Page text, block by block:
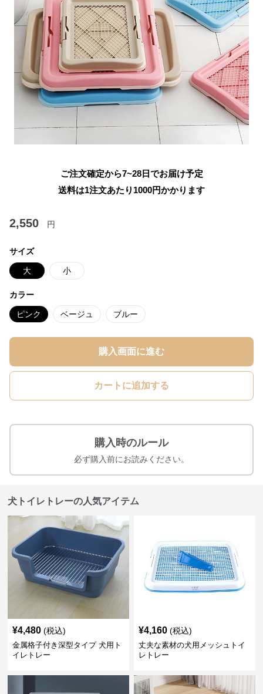
ご注文確定から7~28日でお届け予定
送料は1注文あたり 1000円かかります
2,550 円
サイズ
大 小
カラー
ピンク ベージュ ブルー
購入画面に進む
カートに追加する
購入時のルール
必ず購入前にお読みください。
犬トイレトレーの人気アイテム
¥4,480 (税込)
金属格子付き深型タイプ 犬用ト
イレトレー
¥4,160 (税込)
丈夫な素材の犬用メッシュトイ
レトレー